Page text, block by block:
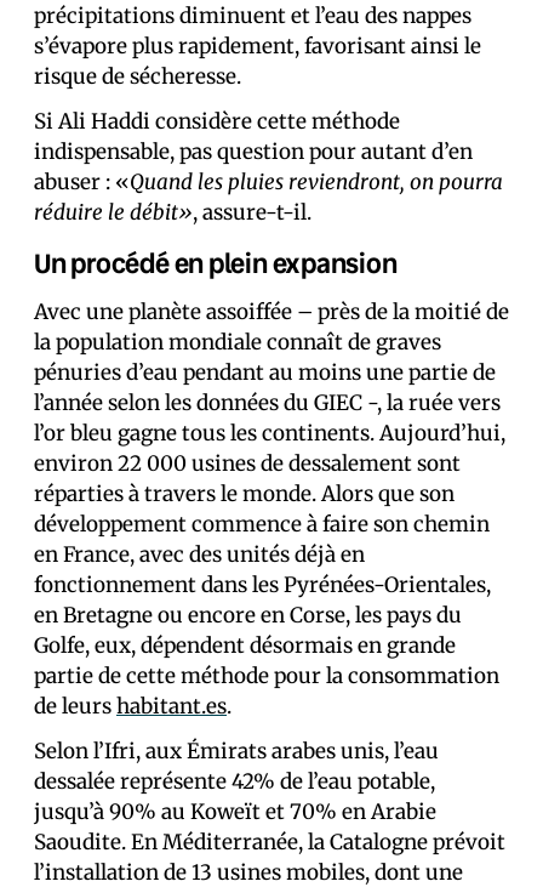
précipitations diminuent et l’eau des nappes
s’évapore plus rapidement, favorisant ainsi le
risque de sécheresse.
Si Ali Haddi considère cette méthode
indispensable, pas question pour autant d’en
abuser : «Quand les pluies reviendront, on pourra
réduire le débit», assure-t-il.
Un procédé en plein expansion
Avec une planète assoiffée – près de la moitié de
la population mondiale connaît de graves
pénuries d’eau pendant au moins une partie de
l’année selon les données du GIEC -, la ruée vers
l’or bleu gagne tous les continents. Aujourd’hui,
environ 22 000 usines de dessalement sont
réparties à travers le monde. Alors que son
développement commence à faire son chemin
en France, avec des unités déjà en
fonctionnement dans les Pyrénées-Orientales,
en Bretagne ou encore en Corse, les pays du
Golfe, eux, dépendent désormais en grande
partie de cette méthode pour la consommation
de leurshabitant.es.
Selon l’Ifri, aux Émirats arabes unis, l’eau
dessalée représente 42% de l’eau potable,
jusqu’à 90% au Koweït et 70% en Arabie
Saoudite. En Méditerranée, la Catalogne prévoit
l’installation de 13 usines mobiles, dont une